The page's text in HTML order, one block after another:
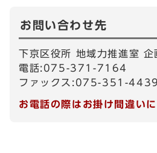
お問い合わせ先
下京区役所 地域力推進室 企
電話:075-371-7164
ファックス:075-351-4439
お電話の際はお掛け間違い